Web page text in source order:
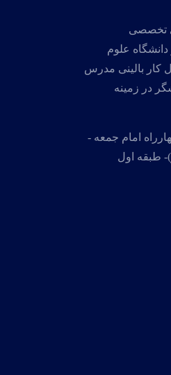
تخصصی
دانشگاه علوم
با سابقه ۱۴ سال کار بالینی مدرس
در زمینه
امام جمعه -
طبقه اول